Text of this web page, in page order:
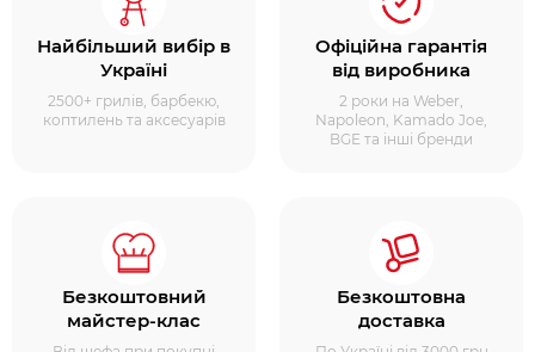
Найбільший вибір в
Україні
2500+ грилів, барбекю,
коптилень та аксесуарів
Офіційна гарантія
від виробника
2 роки на Weber,
Napoleon, Kamado Joe,
BGE та інші бренди
Безкоштовний
майстер-клас
Безкоштовна
доставка